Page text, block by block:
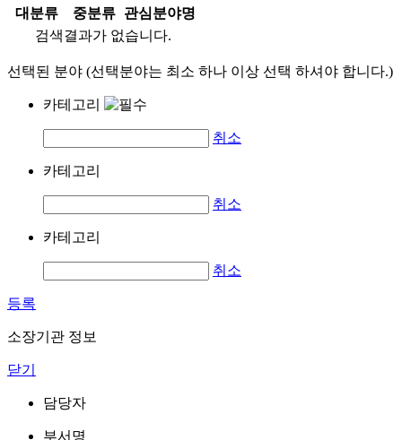
대분류
중분류
관심분야명
검색결과가 없습니다.
선택된 분야 (선택분야는 최소 하나 이상 선택 하셔야 합니다.)
카테고리
취소
카테고리
취소
카테고리
취소
등록
소장기관 정보
닫기
담당자
부서명